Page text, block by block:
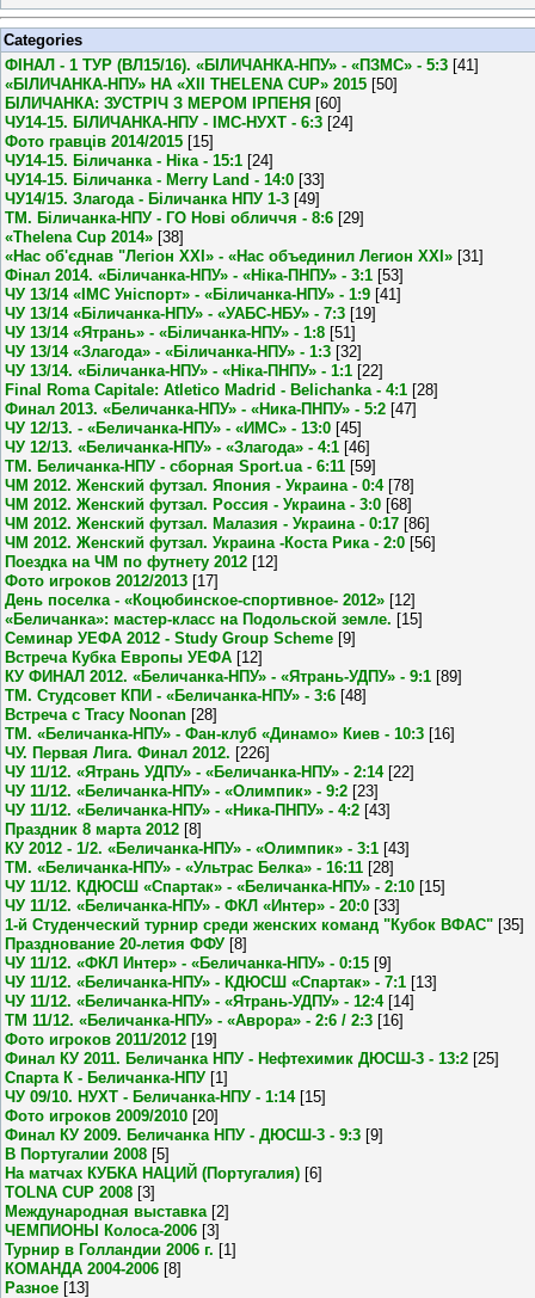
Categories
ФІНАЛ - 1 ТУР (ВЛ15/16). «БІЛИЧАНКА-НПУ» - «ПЗМС» - 5:3 [41]
«БІЛИЧАНКА-НПУ» НА «XII THELENA CUP» 2015 [50]
БІЛИЧАНКА: ЗУСТРІЧ З МЕРОМ ІРПЕНЯ [60]
ЧУ14-15. БІЛИЧАНКА-НПУ - ІМС-НУХТ - 6:3 [24]
Фото гравців 2014/2015 [15]
ЧУ14-15. Біличанка - Ніка - 15:1 [24]
ЧУ14-15. Біличанка - Merry Land - 14:0 [33]
ЧУ14/15. Злагода - Біличанка НПУ 1-3 [49]
ТМ. Біличанка-НПУ - ГО Нові обличчя - 8:6 [29]
«Thelena Cup 2014» [38]
«Нас об'єднав "Легіон XXI» - «Нас объединил Легион XXI» [31]
Фінал 2014. «Біличанка-НПУ» - «Ніка-ПНПУ» - 3:1 [53]
ЧУ 13/14 «ІМС Уніспорт» - «Біличанка-НПУ» - 1:9 [41]
ЧУ 13/14 «Біличанка-НПУ» - «УАБС-НБУ» - 7:3 [19]
ЧУ 13/14 «Ятрань» - «Біличанка-НПУ» - 1:8 [51]
ЧУ 13/14 «Злагода» - «Біличанка-НПУ» - 1:3 [32]
ЧУ 13/14. «Біличанка-НПУ» - «Ніка-ПНПУ» - 1:1 [22]
Final Roma Capitale: Atletico Madrid - Belichanka - 4:1 [28]
Финал 2013. «Беличанка-НПУ» - «Ника-ПНПУ» - 5:2 [47]
ЧУ 12/13. - «Беличанка-НПУ» - «ИМС» - 13:0 [45]
ЧУ 12/13. «Беличанка-НПУ» - «Злагода» - 4:1 [46]
ТМ. Беличанка-НПУ - сборная Sport.ua - 6:11 [59]
ЧМ 2012. Женский футзал. Япония - Украина - 0:4 [78]
ЧМ 2012. Женский футзал. Россия - Украина - 3:0 [68]
ЧМ 2012. Женский футзал. Малазия - Украина - 0:17 [86]
ЧМ 2012. Женский футзал. Украина -Коста Рика - 2:0 [56]
Поездка на ЧМ по футнету 2012 [12]
Фото игроков 2012/2013 [17]
День поселка - «Коцюбинское-спортивное- 2012» [12]
«Беличанка»: мастер-класс на Подольской земле. [15]
Семинар УЕФА 2012 - Study Group Scheme [9]
Встреча Кубка Европы УЕФА [12]
КУ ФИНАЛ 2012. «Беличанка-НПУ» - «Ятрань-УДПУ» - 9:1 [89]
ТМ. Студсовет КПИ - «Беличанка-НПУ» - 3:6 [48]
Встреча с Tracy Noonan [28]
ТМ. «Беличанка-НПУ» - Фан-клуб «Динамо» Киев - 10:3 [16]
ЧУ. Первая Лига. Финал 2012. [226]
ЧУ 11/12. «Ятрань УДПУ» - «Беличанка-НПУ» - 2:14 [22]
ЧУ 11/12. «Беличанка-НПУ» - «Олимпик» - 9:2 [23]
ЧУ 11/12. «Беличанка-НПУ» - «Ника-ПНПУ» - 4:2 [43]
Праздник 8 марта 2012 [8]
КУ 2012 - 1/2. «Беличанка-НПУ» - «Олимпик» - 3:1 [43]
ТМ. «Беличанка-НПУ» - «Ультрас Белка» - 16:11 [28]
ЧУ 11/12. КДЮСШ «Спартак» - «Беличанка-НПУ» - 2:10 [15]
ЧУ 11/12. «Беличанка-НПУ» - ФКЛ «Интер» - 20:0 [33]
1-й Студенческий турнир среди женских команд "Кубок ВФАС" [35]
Празднование 20-летия ФФУ [8]
ЧУ 11/12. «ФКЛ Интер» - «Беличанка-НПУ» - 0:15 [9]
ЧУ 11/12. «Беличанка-НПУ» - КДЮСШ «Спартак» - 7:1 [13]
ЧУ 11/12. «Беличанка-НПУ» - «Ятрань-УДПУ» - 12:4 [14]
ТМ 11/12. «Беличанка-НПУ» - «Аврора» - 2:6 / 2:3 [16]
Фото игроков 2011/2012 [19]
Финал КУ 2011. Беличанка НПУ - Нефтехимик ДЮСШ-3 - 13:2 [25]
Спарта К - Беличанка-НПУ [1]
ЧУ 09/10. НУХТ - Беличанка-НПУ - 1:14 [15]
Фото игроков 2009/2010 [20]
Финал КУ 2009. Беличанка НПУ - ДЮСШ-3 - 9:3 [9]
В Португалии 2008 [5]
На матчах КУБКА НАЦИЙ (Португалия) [6]
TOLNA CUP 2008 [3]
Международная выставка [2]
ЧЕМПИОНЫ Колоса-2006 [3]
Турнир в Голландии 2006 г. [1]
КОМАНДА 2004-2006 [8]
Разное [13]